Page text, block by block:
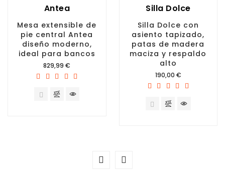
Antea
Mesa extensible de
pie central Antea
diseño moderno,
ideal para bancos
Precio
829,99 €
Silla Dolce
Silla Dolce con
asiento tapizado,
patas de madera
maciza y respaldo
alto
Precio
190,00 €